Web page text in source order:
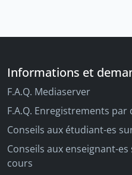
Informations et
F.A.Q. Mediaserver
F.A.Q. Enregistrements par
Conseils aux étudiant-es
Conseils aux enseignant-
cours